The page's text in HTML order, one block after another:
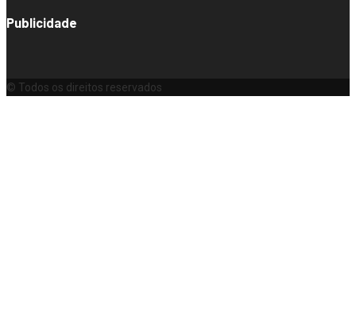
Publicidade
© Todos os direitos reservados